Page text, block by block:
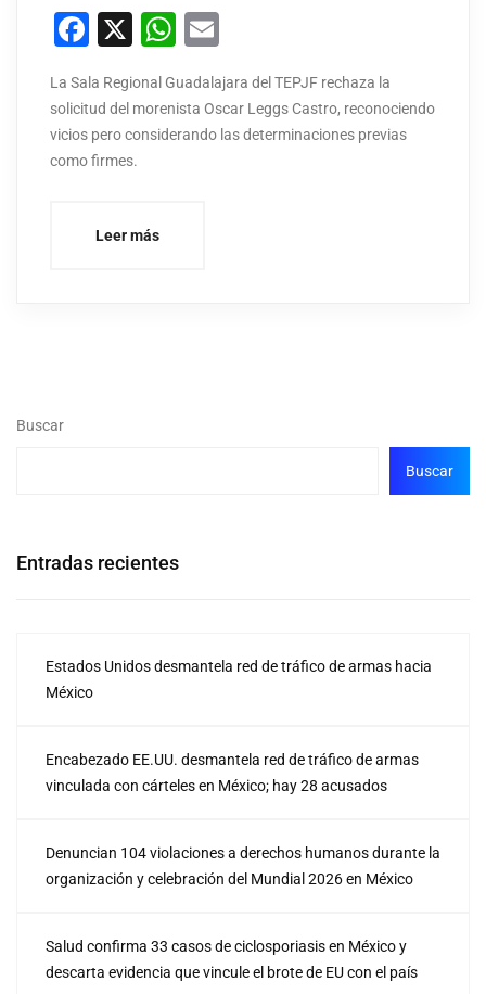
Facebook
X WhatsApp
La Sala Regional Guadalajara del TEPJF rechaza la
solicitud del morenista Oscar Leggs Castro, reconociendo
vicios pero considerando las determinaciones previas
como firmes.
Leer más
Buscar
Buscar
Entradas recientes
Estados Unidos desmantela red de tráfico de armas hacia
México
Encabezado EE.UU. desmantela red de tráfico de armas
vinculada con cárteles en México; hay 28 acusados
Denuncian 104 violaciones a derechos humanos durante la
organización y celebración del Mundial 2026 en México
Salud confirma 33 casos de ciclosporiasis en México y
descarta evidencia que vincule el brote de EU con el país